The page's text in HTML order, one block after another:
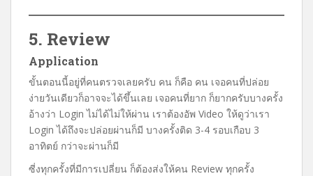
5. Review
Application
ขั้นตอนนี้อยู่ที่คนตรวจเลยครับ คน ก็คือ คน เจอคนที่ปล่อย
ง่ายวันเดียวก็อาจจะได้ขึ้นเลย เจอคนที่ยาก ก็ยากครับบางครั้ง
อ้างว่า Login ไม่ได้ไม่ให้ผ่าน เราต้องอัพ Video ให้ดูว่าเรา
Login ได้ถึงจะปล่อยผ่านก็มี บางครั้งติด 3-4 รอบเกือบ 3
อาทิตย์ กว่าจะผ่านก็มี
ซี่งทุกครั้งที่มีการเปลี่ยน ก็ต้องส่งให้คน Review ทุกครั้ง